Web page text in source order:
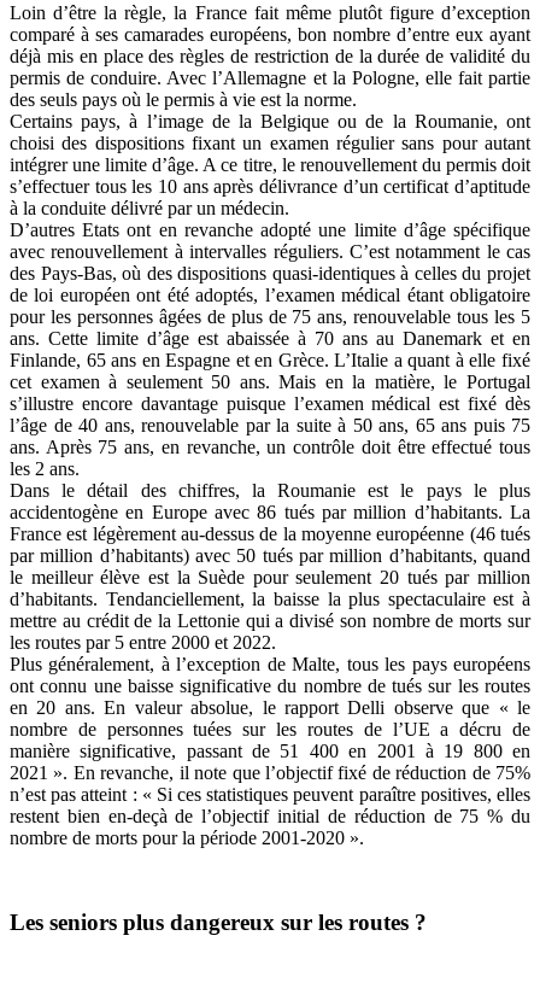
Loin d’être la règle, la France fait même plutôt figure d’exception
comparé à ses camarades européens, bon nombre d’entre eux ayant
déjà mis en place des règles de restriction de la durée de validité du
permis de conduire. Avec l’Allemagne et la Pologne, elle fait partie
des seuls pays où le permis à vie est la norme.
Certains pays, à l’image de la Belgique ou de la Roumanie, ont
choisi des dispositions fixant un examen régulier sans pour autant
intégrer une limite d’âge. A ce titre, le renouvellement du permis doit
s’effectuer tous les 10 ans après délivrance d’un certificat d’aptitude
à la conduite délivré par un médecin.
D’autres Etats ont en revanche adopté une limite d’âge spécifique
avec renouvellement à intervalles réguliers. C’est notamment le cas
des Pays-Bas, où des dispositions quasi-identiques à celles du projet
de loi européen ont été adoptés, l’examen médical étant obligatoire
pour les personnes âgées de plus de 75 ans, renouvelable tous les 5
ans. Cette limite d’âge est abaissée à 70 ans au Danemark et en
Finlande, 65 ans en Espagne et en Grèce. L’Italie a quant à elle fixé
cet examen à seulement 50 ans. Mais en la matière, le Portugal
s’illustre encore davantage puisque l’examen médical est fixé dès
l’âge de 40 ans, renouvelable par la suite à 50 ans, 65 ans puis 75
ans. Après 75 ans, en revanche, un contrôle doit être effectué tous
les 2 ans.
Dans le détail des chiffres, la Roumanie est le pays le plus
accidentogène en Europe avec 86 tués par million d’habitants. La
France est légèrement au-dessus de la moyenne européenne (46 tués
par million d’habitants) avec 50 tués par million d’habitants, quand
le meilleur élève est la Suède pour seulement 20 tués par million
d’habitants. Tendanciellement, la baisse la plus spectaculaire est à
mettre au crédit de la Lettonie qui a divisé son nombre de morts sur
les routes par 5 entre 2000 et 2022.
Plus généralement, à l’exception de Malte, tous les pays européens
ont connu une baisse significative du nombre de tués sur les routes
en 20 ans. En valeur absolue, le rapport Delli observe que « le
nombre de personnes tuées sur les routes de l’UE a décru de
manière significative, passant de 51 400 en 2001 à 19 800 en
2021 ». En revanche, il note que l’objectif fixé de réduction de 75%
n’est pas atteint : « Si ces statistiques peuvent paraître positives, elles
restent bien en-deçà de l’objectif initial de réduction de 75 % du
nombre de morts pour la période 2001-2020 ».
Les seniors plus dangereux sur les routes ?